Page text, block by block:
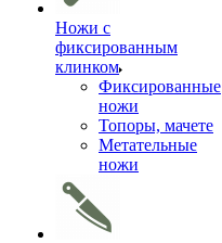
Ножи с
фиксированным
клинком
Фиксированные
ножи
Топоры, мачете
Метательные
ножи